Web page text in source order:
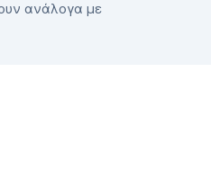
ανάλογα με